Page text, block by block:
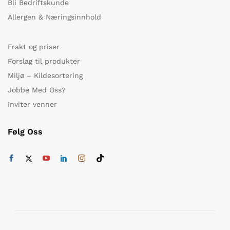
Bli Bedriftskunde
Allergen & Næringsinnhold
Frakt og priser
Forslag til produkter
Miljø – Kildesortering
Jobbe Med Oss?
Inviter venner
Følg Oss